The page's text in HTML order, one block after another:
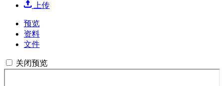
上传
预览
资料
文件
关闭预览